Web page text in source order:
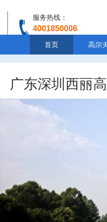
服务热线：
4001850006
首页 高尔
广东深圳西丽